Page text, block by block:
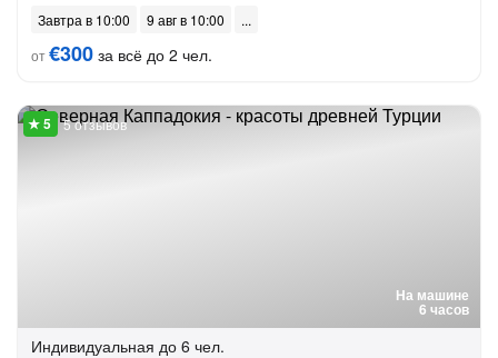
Завтра в 10:00
9 авг в 10:00
от€300 за всё до 2 чел.
На машине
6 часов
5 отзывов
Индивидуальная до 6 чел.